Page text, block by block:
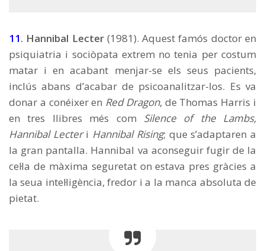
11. Hannibal Lecter (1981). Aquest famós doctor en
psiquiatria i sociòpata extrem no tenia per costum
matar i en acabant menjar-se els seus pacients,
inclús abans d’acabar de psicoanalitzar-los. Es va
donar a conéixer en Red Dragon, de Thomas Harris i
en tres llibres més com Silence of the Lambs,
Hannibal Lecteri Hannibal Rising; que s’adaptaren a
la gran pantalla. Hannibal va aconseguir fugir de la
cel·la de màxima seguretat on estava pres gràcies a
la seua intel·ligència, fredor i a la manca absoluta de
pietat.